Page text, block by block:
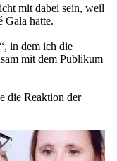
mit dabei sein, weil
Gala hatte.
in dem ich die
mit dem Publikum
die Reaktion der